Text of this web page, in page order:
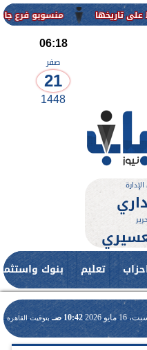
فرع جامعة الأزهر للوجه
06:18
صفر
21
1448
تعليم بنوك
16 مايو 2026 10:42 صـ بتوقيت القاهرة